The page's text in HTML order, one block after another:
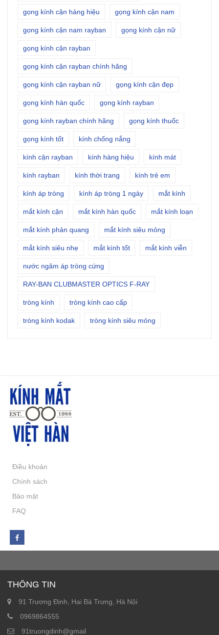
gọng kính cận hàng hiệu gọng kính cận nam
gọng kính cận nam rayban gọng kính cận nữ
gọng kính cận rayban
gọng kính cận rayban chính hãng
gọng kính cận rayban nữ gọng kính cận đẹp
gọng kính hàn quốc gọng kính rayban
gọng kính rayban chính hãng gọng kính thuốc
gọng kính tốt kính chống nắng
kính cận rayban kính hàng hiệu kính mát
kính rayban kính thời trang kính trẻ em
kính áp tròng kính áp tròng 1 ngày mắt kính
mắt kính cận mắt kính hàn quốc mắt kính loạn
mắt kính phản quang mắt kính siêu mỏng
mắt kính siêu nhẹ mắt kính tốt mắt kính viễn
nước ngâm áp tròng cứng
RAY-BAN CLUBMASTER OPTICS F-RAY
tròng kính tròng kính cao cấp
tròng kính kodak tròng kính siêu mỏng
Điều khoản
Chính sách
Bảo mật
FAQ
THÔNG TIN
91 Trương Định, Hai Bà Trưng, Hà Nội
0969864555
91truongdinh@gmail